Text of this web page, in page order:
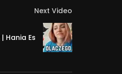
Next Video
Hania Es